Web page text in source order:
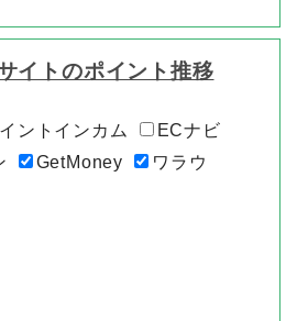
イトのポイント推移
ントインカム
ECナビ
GetMoney ワラウ